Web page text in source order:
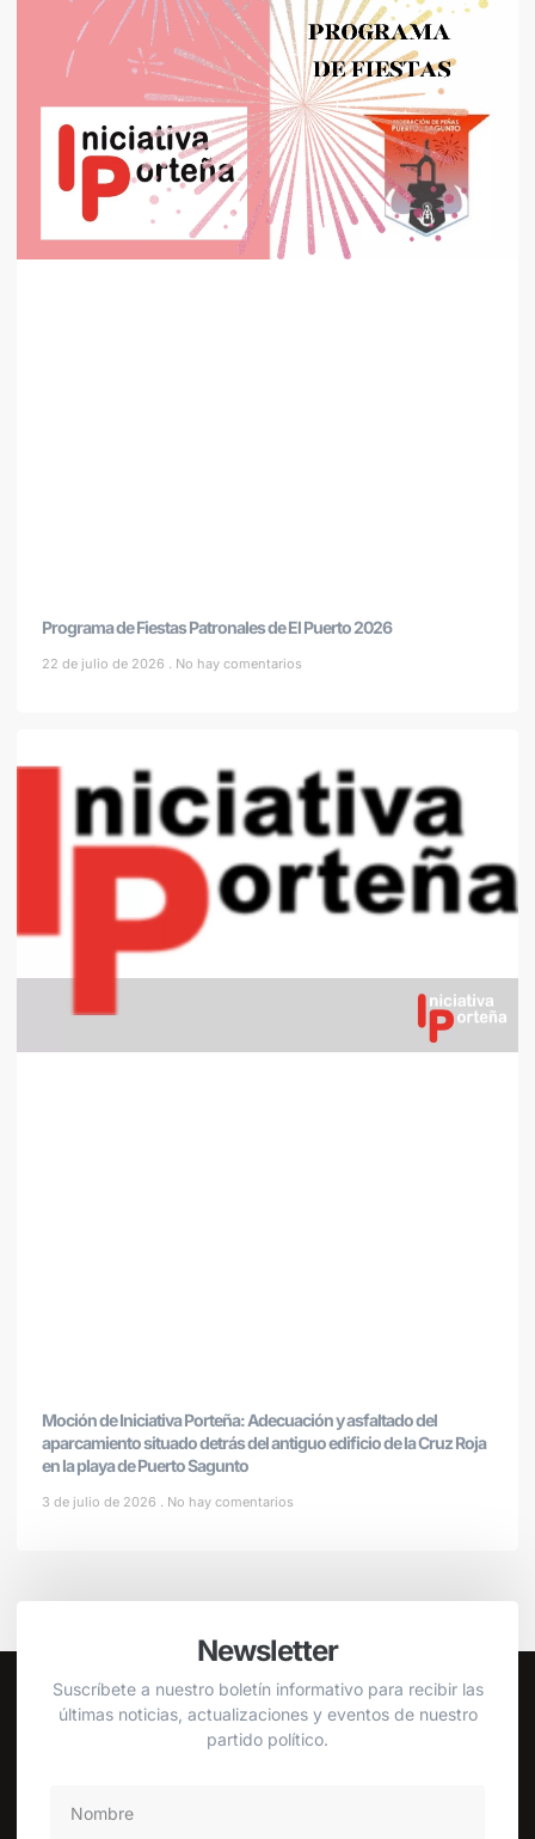
Programa de Fiestas Patronales de El Puerto 2026
22 de julio de 2026 No hay comentarios
Moción de Iniciativa Porteña: Adecuación y asfaltado del
aparcamiento situado detrás del antiguo edificio de la Cruz Roja
en la playa de Puerto Sagunto
3 de julio de 2026 No hay comentarios
Newsletter
Suscríbete a nuestro boletín informativo para recibir las
últimas noticias, actualizaciones y eventos de nuestro
partido político.